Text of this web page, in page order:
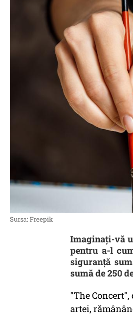
Sursa: Freepik
Imaginați-vă
pentru a-l
siguranță
sumă de 250
"The
artei,